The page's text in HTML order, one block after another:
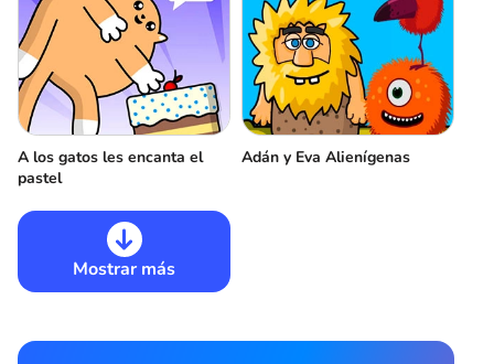
A los gatos les encanta el
pastel
Adán y Eva Alienígenas
Mostrar más